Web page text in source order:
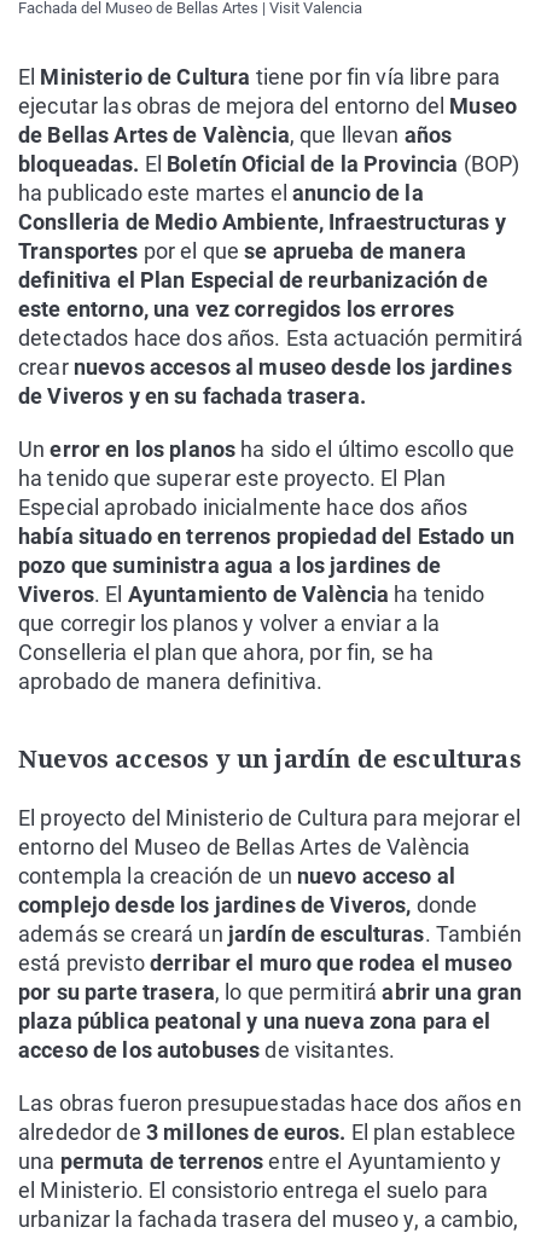
Fachada del Museo de Bellas Artes | Visit Valencia
El Ministerio de Cultura tiene por fin vía libre para
ejecutar las obras de mejora del entorno del Museo
de Bellas Artes de València, que llevan años
bloqueadas. El Boletín Oficial de la Provincia (BOP)
ha publicado este martes el anuncio de la
Conslleria de Medio Ambiente, Infraestructuras y
Transportes por el quese aprueba de manera
definitiva el Plan Especial de reurbanización de
este entorno, una vez corregidos los errores
detectados hace dos años. Esta actuación permitirá
crear nuevos accesos al museo desde los jardines
de Viveros y en su fachada trasera.
Unerror en los planos ha sido el último escollo que
ha tenido que superar este proyecto. El Plan
Especial aprobado inicialmente hace dos años
había situado en terrenos propiedad del Estado un
pozo que suministra agua a los jardines de
Viveros. El Ayuntamiento de València ha tenido
que corregir los planos y volver a enviar a la
Conselleria el plan que ahora, por fin, se ha
aprobado de manera definitiva.
Nuevos accesos y un jardín de esculturas
El proyecto del Ministerio de Cultura para mejorar el
entorno del Museo de Bellas Artes de València
contempla la creación de un nuevo acceso al
complejo desde los jardines de Viveros, donde
además se creará un jardín de esculturas. También
está previstoderribar el muro que rodea el museo
por su parte trasera, lo que permitiráabrir una gran
plaza pública peatonal y una nueva zona para el
acceso de los autobusesde visitantes.
Las obras fueron presupuestadas hace dos años en
alrededor de 3 millones de euros. El plan establece
una permuta de terrenosentre el Ayuntamiento y
el Ministerio. El consistorio entrega el suelo para
urbanizar la fachada trasera del museo y, a cambio,